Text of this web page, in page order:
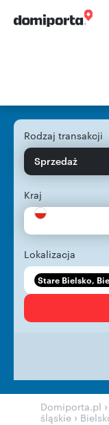
Rodzaj transakcji
Sprzedaż
Kraj
Lokalizacja
Stare Bielsko,
Domiporta.pl ›
śląskie ›